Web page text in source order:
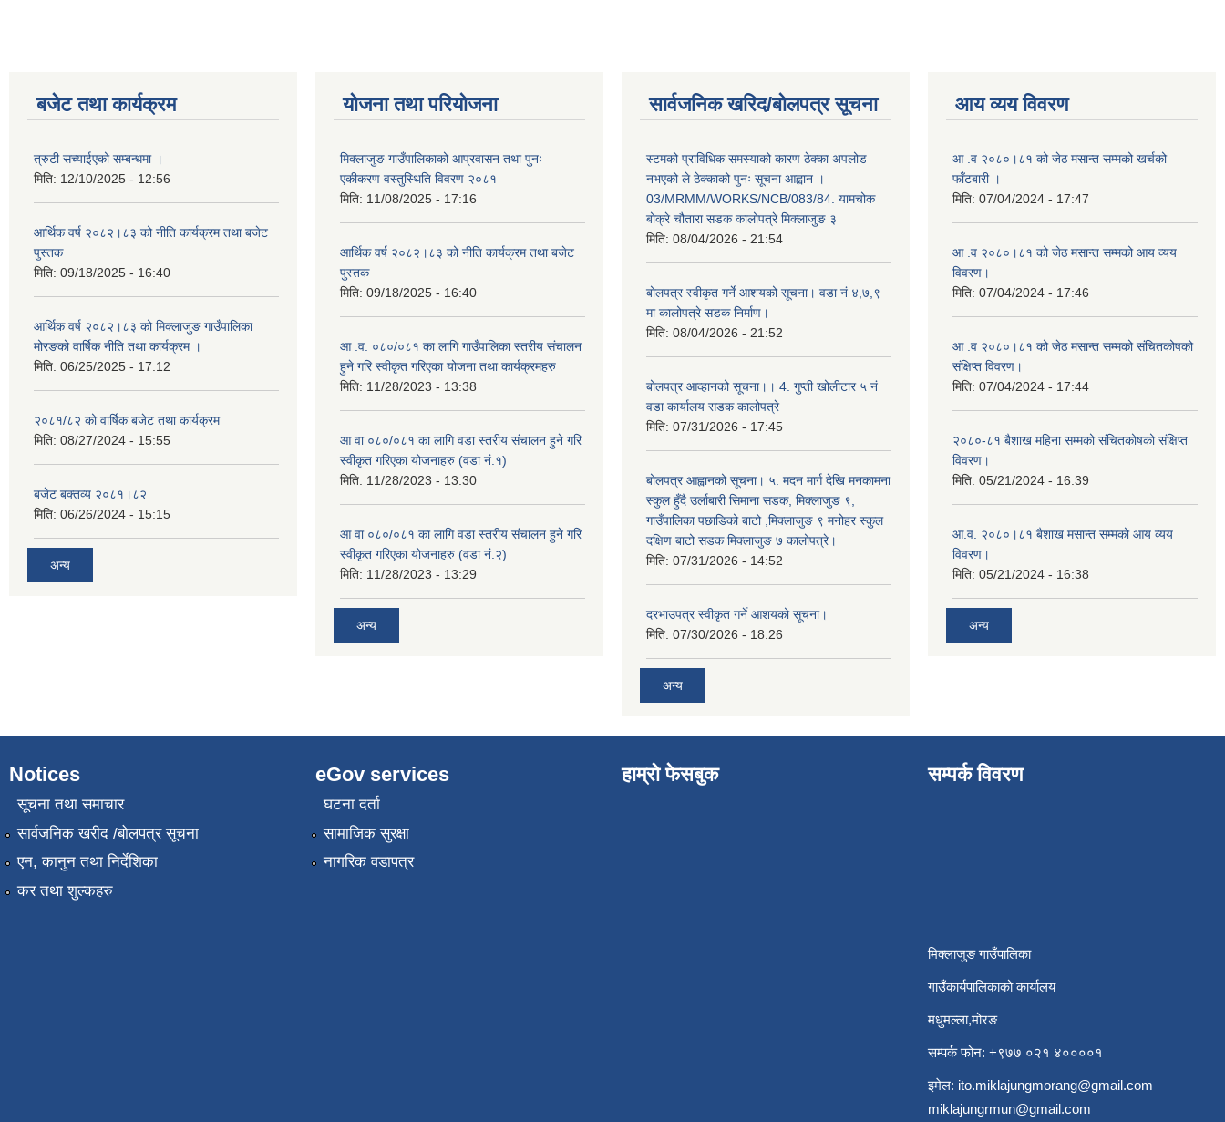
बजेट तथा कार्यक्रम
त्रुटी सच्याईएको सम्बन्धमा ।
मिति: 12/10/2025 - 12:56
आर्थिक वर्ष २०८२।८३ को नीति कार्यक्रम तथा बजेट
पुस्तक
मिति: 09/18/2025 - 16:40
आर्थिक वर्ष २०८२।८३ को मिक्लाजुङ गाउँपालिका
मोरङको वार्षिक नीति तथा कार्यक्रम ।
मिति: 06/25/2025 - 17:12
२०८१/८२ को वार्षिक बजेट तथा कार्यक्रम
मिति: 08/27/2024 - 15:55
बजेट बक्तव्य २०८१।८२
मिति: 06/26/2024 - 15:15
अन्य
योजना तथा परियोजना
मिक्लाजुङ गाउँपालिकाको आप्रवासन तथा पुनः
एकीकरण वस्तुस्थिति विवरण २०८१
मिति: 11/08/2025 - 17:16
आर्थिक वर्ष २०८२।८३ को नीति कार्यक्रम तथा बजेट
पुस्तक
मिति: 09/18/2025 - 16:40
आ .व. ०८०/०८१ का लागि गाउँपालिका स्तरीय संचालन
हुने गरि स्वीकृत गरिएका योजना तथा कार्यक्रमहरु
मिति: 11/28/2023 - 13:38
आ वा ०८०/०८१ का लागि वडा स्तरीय संचालन हुने गरि
स्वीकृत गरिएका योजनाहरु (वडा नं.१)
मिति: 11/28/2023 - 13:30
आ वा ०८०/०८१ का लागि वडा स्तरीय संचालन हुने गरि
स्वीकृत गरिएका योजनाहरु (वडा नं.२)
मिति: 11/28/2023 - 13:29
अन्य
सार्वजनिक खरिद/बोलपत्र सूचना
स्टमको प्राविधिक समस्याको कारण ठेक्का अपलोड
नभएको ले ठेक्काको पुनः सूचना आह्वान ।
03/MRMM/WORKS/NCB/083/84. यामचोक
बोक्रे चौतारा सडक कालोपत्रे मिक्लाजुङ ३
मिति: 08/04/2026 - 21:54
बोलपत्र स्वीकृत गर्ने आशयको सूचना। वडा नं ४,७,९
मा कालोपत्रे सडक निर्माण।
मिति: 08/04/2026 - 21:52
बोलपत्र आव्हानको सूचना।। 4. गुप्ती खोलीटार ५ नं
वडा कार्यालय सडक कालोपत्रे
मिति: 07/31/2026 - 17:45
बोलपत्र आह्वानको सूचना। ५. मदन मार्ग देखि मनकामना
स्कुल हुँदै उर्लाबारी सिमाना सडक, मिक्लाजुङ ९,
गाउँपालिका पछाडिको बाटो ,मिक्लाजुङ ९ मनोहर स्कुल
दक्षिण बाटो सडक मिक्लाजुङ ७ कालोपत्रे।
मिति: 07/31/2026 - 14:52
दरभाउपत्र स्वीकृत गर्ने आशयको सूचना।
मिति: 07/30/2026 - 18:26
अन्य
आय व्यय विवरण
आ .व २०८०।८१ को जेठ मसान्त सम्मको खर्चको
फाँटबारी ।
मिति: 07/04/2024 - 17:47
आ .व २०८०।८१ को जेठ मसान्त सम्मको आय व्यय
विवरण।
मिति: 07/04/2024 - 17:46
आ .व २०८०।८१ को जेठ मसान्त सम्मको संचितकोषको
संक्षिप्त विवरण।
मिति: 07/04/2024 - 17:44
२०८०-८१ बैशाख महिना सम्मको संचितकोषको संक्षिप्त
विवरण।
मिति: 05/21/2024 - 16:39
आ.व. २०८०।८१ बैशाख मसान्त सम्मको आय व्यय
विवरण।
मिति: 05/21/2024 - 16:38
अन्य
Notices
सूचना तथा समाचार
सार्वजनिक खरीद /बोलपत्र सूचना
एन, कानुन तथा निर्देशिका
कर तथा शुल्कहरु
eGov services
घटना दर्ता
सामाजिक सुरक्षा
नागरिक वडापत्र
हाम्रो फेसबुक सम्पर्क विवरण
मिक्लाजुङ गाउँपालिका
गाउँकार्यपालिकाको कार्यालय
मधुमल्ला,मोरङ
सम्पर्क फोन: +९७७ ०२१ ४००००१
इमेल: ito.miklajungmorang@gmail.com
miklajungrmun@gmail.com